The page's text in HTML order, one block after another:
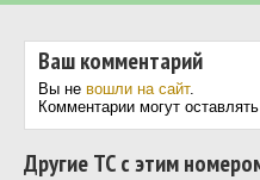
Ваш комментарий
Вы не вошли на сайт.
Комментарии могут
Другие ТС с этим